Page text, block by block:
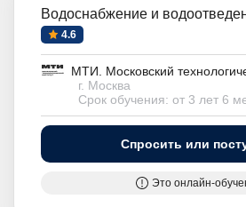
Водоснабжение и
4.6
МТИ. Московский
г. Москва
Срок обучения: от 3 лет 6
Спросить или
Это онлайн-